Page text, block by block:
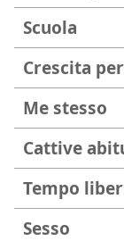
Scuola
Crescita
Me stesso
Cattive
Tempo
Sesso